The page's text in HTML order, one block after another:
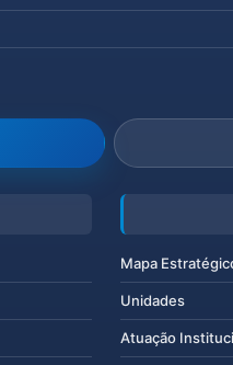
Mapa
Unidades
Atuação